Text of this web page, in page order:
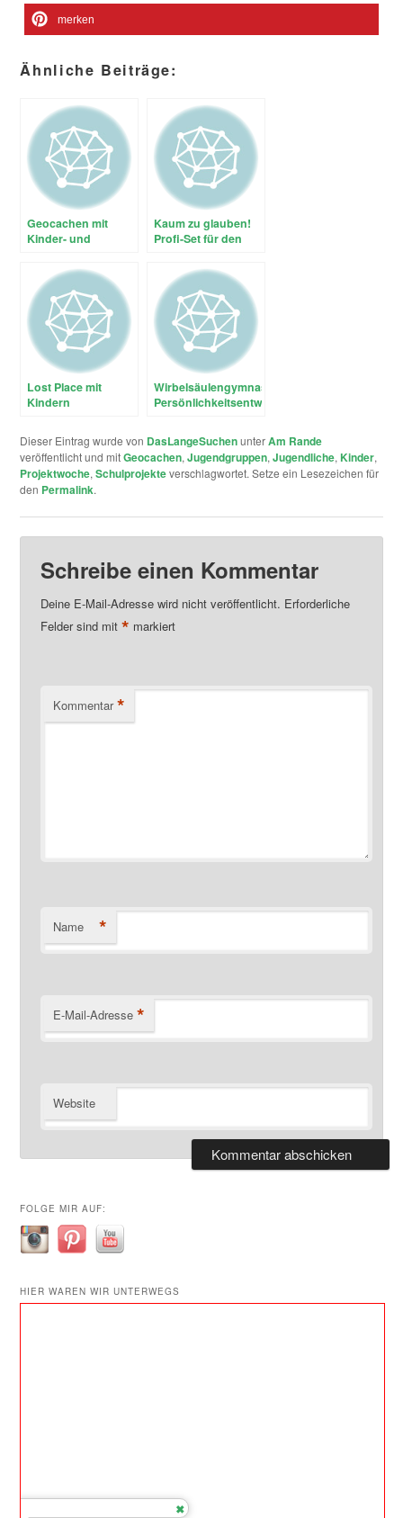
merken
Ähnliche Beiträge:
Geocachen mit
Kinder- und
(Teil 2 / 2)
Kaum zu glauben!
Profi-Set für den
ins Geocachen im
Elektronik-
Versandhandel
Lost Place mit
Kindern
Wirbelsäulengymnastik,
Persönlichkeitsentwicklung
Dieser Eintrag wurde von DasLangeSuchenunterAm Rande
veröffentlicht und mitGeocachen,Jugendgruppen,Jugendliche,Kinder,
Projektwoche,Schulprojekteverschlagwortet. Setze ein Lesezeichen für
den Permalink.
Schreibe einen Kommentar
Deine E-Mail-Adresse wird nicht veröffentlicht. Erforderliche
Felder sind mit * markiert
Kommentar *
Name *
E-Mail-Adresse *
Website
FOLGE MIR AUF:
HIER WAREN WIR UNTERWEGS